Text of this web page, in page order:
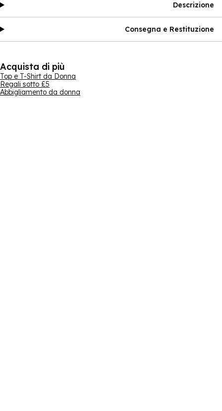
Descrizione
Consegna e Restituzione
Acquista di più
Top e T-Shirt da Donna
Regali sotto £5
Abbigliamento da donna